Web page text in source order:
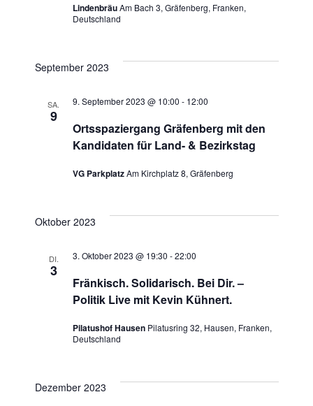
LindenbräuAm Bach 3, Gräfenberg, Franken,
Deutschland
September 2023
SA.
9
Ortsspaziergang Gräfenberg mit den
Kandidaten für Land- & Bezirkstag
9. September 2023 @ 10:00 - 12:00
VG ParkplatzAm Kirchplatz 8, Gräfenberg
Oktober 2023
DI.
3
Fränkisch. Solidarisch. Bei Dir. –
Politik Live mit Kevin Kühnert.
3. Oktober 2023 @ 19:30 -22:00
Pilatushof Hausen Pilatusring 32, Hausen, Franken,
Deutschland
Dezember 2023